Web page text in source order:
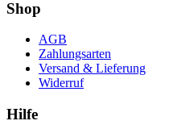
Shop
AGB
Zahlungsarten
Versand & Lieferung
Widerruf
Hilfe